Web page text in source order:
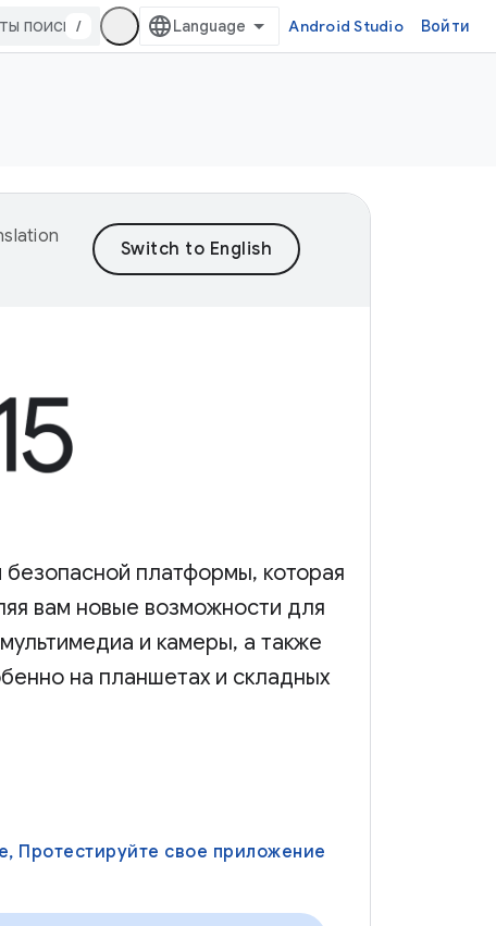
/ Android Studio Войти
платформы, которая
вам новые возможности для
и камеры, а также
на планшетах и ​​складных
Протестируйте свое приложение